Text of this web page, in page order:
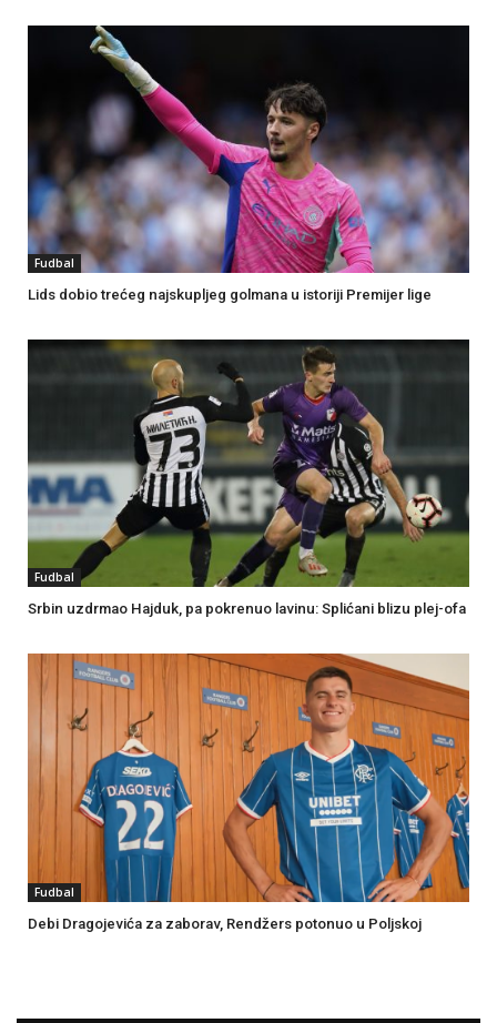
Fudbal
Lids dobio trećeg najskupljeg golmana u istoriji Premijer lige
Fudbal
Srbin uzdrmao Hajduk, pa pokrenuo lavinu: Splićani blizu plej-ofa
Fudbal
Debi Dragojevića za zaborav, Rendžers potonuo u Poljskoj